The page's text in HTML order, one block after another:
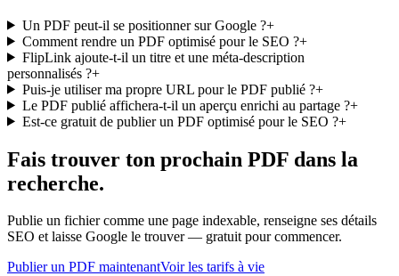
Un PDF peut-il se positionner sur Google ?+
Comment rendre un PDF optimisé pour le SEO ?+
FlipLink ajoute-t-il un titre et une méta-description
personnalisés ?+
Puis-je utiliser ma propre URL pour le PDF publié ?+
Le PDF publié affichera-t-il un aperçu enrichi au partage ?+
Est-ce gratuit de publier un PDF optimisé pour le SEO ?+
Fais trouver ton prochain PDF dans la
recherche.
Publie un fichier comme une page indexable, renseigne ses détails
SEO et laisse Google le trouver — gratuit pour commencer.
Publier un PDF maintenantVoir les tarifs à vie